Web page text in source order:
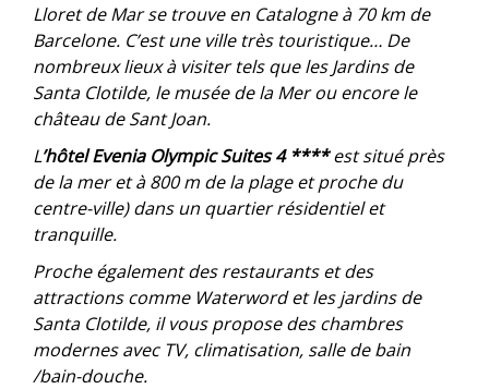
Lloret de Mar se trouve en Catalogne à 70 km de
Barcelone. C’est une ville très touristique… De
nombreux lieux à visiter tels que les Jardins de
Santa Clotilde, le musée de la Mer ou encore le
château de Sant Joan.
L’hôtel Evenia Olympic Suites 4 ****est situé près
de la mer et à 800 m de la plage et proche du
centre-ville) dans un quartier résidentiel et
tranquille.
Proche également des restaurants et des
attractions comme Waterword et les jardins de
Santa Clotilde, il vous propose des chambres
modernes avec TV, climatisation, salle de bain
/bain-douche.